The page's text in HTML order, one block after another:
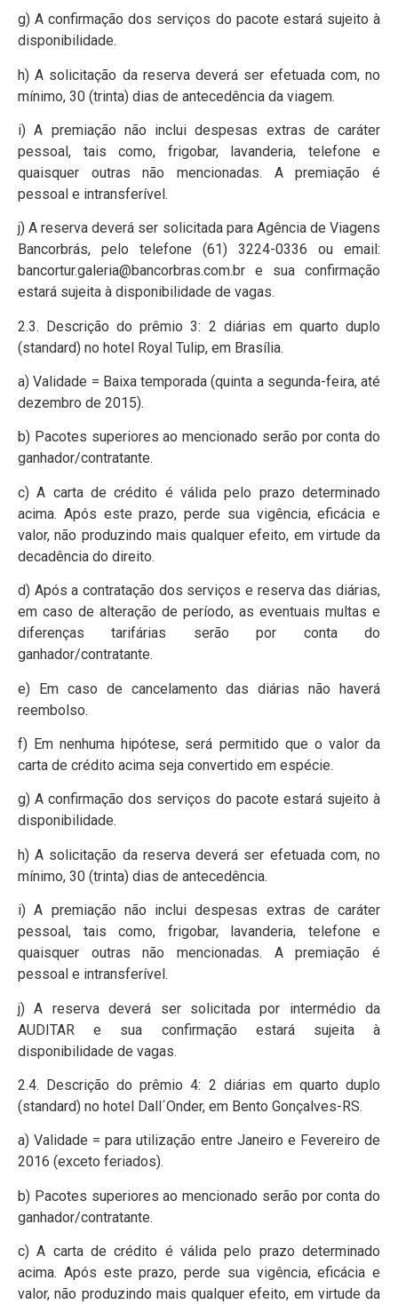
g) A confirmação dos serviços do pacote estará sujeito à
disponibilidade.
h) A solicitação da reserva deverá ser efetuada com, no
mínimo, 30 (trinta) dias de antecedência da viagem.
i) A premiação não inclui despesas extras de caráter
pessoal, tais como, frigobar, lavanderia, telefone e
quaisquer outras não mencionadas. A premiação é
pessoal e intransferível.
j) A reserva deverá ser solicitada para Agência de Viagens
Bancorbrás, pelo telefone (61) 3224-0336 ou email:
bancortur.galeria@bancorbras.com.br e sua confirmação
estará sujeita à disponibilidade de vagas.
2.3. Descrição do prêmio 3: 2 diárias em quarto duplo
(standard) no hotel Royal Tulip, em Brasília.
a) Validade = Baixa temporada (quinta a segunda-feira, até
dezembro de 2015).
b) Pacotes superiores ao mencionado serão por conta do
ganhador/contratante.
c) A carta de crédito é válida pelo prazo determinado
acima. Após este prazo, perde sua vigência, eficácia e
valor, não produzindo mais qualquer efeito, em virtude da
decadência do direito.
d) Após a contratação dos serviços e reserva das diárias,
em caso de alteração de período, as eventuais multas e
diferenças tarifárias serão por conta do
ganhador/contratante.
e) Em caso de cancelamento das diárias não haverá
reembolso.
f) Em nenhuma hipótese, será permitido que o valor da
carta de crédito acima seja convertido em espécie.
g) A confirmação dos serviços do pacote estará sujeito à
disponibilidade.
h) A solicitação da reserva deverá ser efetuada com, no
mínimo, 30 (trinta) dias de antecedência.
i) A premiação não inclui despesas extras de caráter
pessoal, tais como, frigobar, lavanderia, telefone e
quaisquer outras não mencionadas. A premiação é
pessoal e intransferível.
j) A reserva deverá ser solicitada por intermédio da
AUDITAR e sua confirmação estará sujeita à
disponibilidade de vagas.
2.4. Descrição do prêmio 4: 2 diárias em quarto duplo
(standard) no hotel Dall´Onder, em Bento Gonçalves-RS.
a) Validade = para utilização entre Janeiro e Fevereiro de
2016 (exceto feriados).
b) Pacotes superiores ao mencionado serão por conta do
ganhador/contratante.
c) A carta de crédito é válida pelo prazo determinado
acima. Após este prazo, perde sua vigência, eficácia e
valor, não produzindo mais qualquer efeito, em virtude da